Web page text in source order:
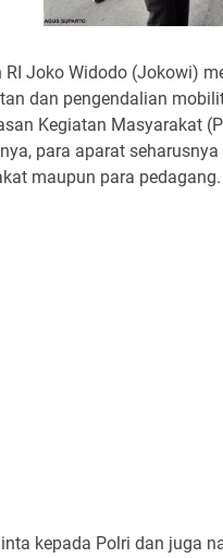
RI Joko Widodo (Jokowi)
dan pengendalian
Kegiatan Masyarakat
para aparat
maupun para pedagang.
kepada Polri dan juga